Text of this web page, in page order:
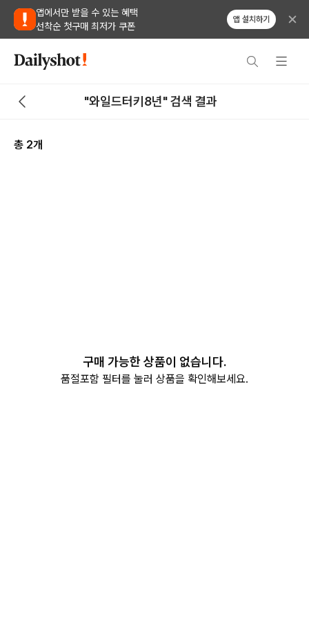
앱에서만 받을 수 있는 혜택
선착순 첫구매 최저가 쿠폰
앱 설치하기
"와일드터키8년" 검색 결과
총 2개
구매 가능한 상품이 없습니다.
품절포함 필터를 눌러 상품을 확인해보세요.